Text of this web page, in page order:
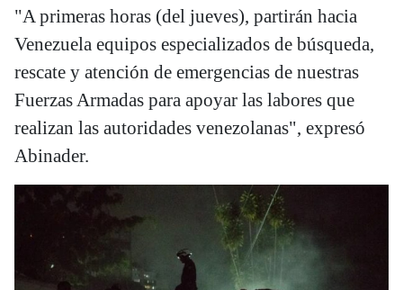
"A primeras horas (del jueves), partirán hacia
Venezuela equipos especializados de búsqueda,
rescate y atención de emergencias de nuestras
Fuerzas Armadas para apoyar las labores que
realizan las autoridades venezolanas", expresó
Abinader.